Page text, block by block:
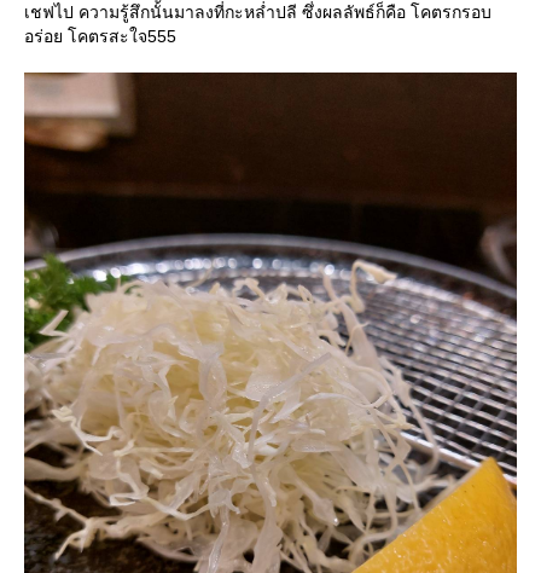
เชฟไป ความรู้สึกนั้นมาลงที่กะหล่ำปลี ซึ่งผลลัพธ์ก็คือ โคตรกรอบ
อร่อย โคตรสะใจ555